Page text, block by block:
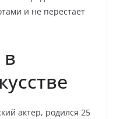
и не перестает
актер, родился 25